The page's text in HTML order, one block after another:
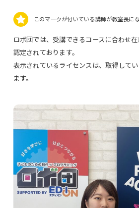
このマークが付いている講師が教室長にな
ロボ団では、受講できるコースに合わせ
認定されております。
表示されているライセンスは、取得して
ます。